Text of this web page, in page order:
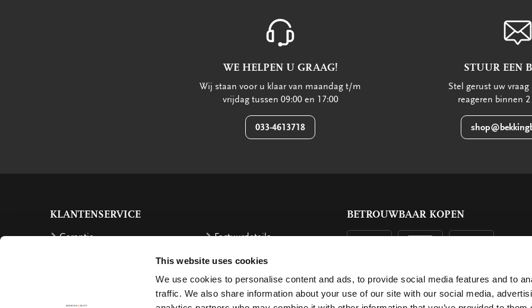
This website uses cookies
We use cookies to personalise content and ads, to provide social media features and to
traffic. We also share information about your use of our site with our social media,
WE HELPEN U GRAAG!
Wij staan voor u klaar van maandag t/m
vrijdag tussen 09:00 en 17:00
033-4613718
STUUR EEN
Stel gerust uw
reageren binnen
KLANTENSERVICE
Garantie
Factuurdetails
Terugbetaling
Klachten
Annuleren
BETROUWBAAR KOPEN